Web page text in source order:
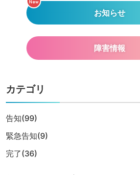
お知らせ
障害情報
カテゴリ
告知(99)
緊急告知(9)
完了(36)